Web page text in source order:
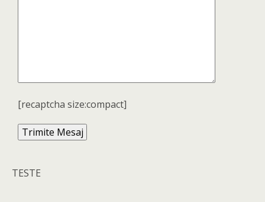
[recaptcha size:compact]
TESTE